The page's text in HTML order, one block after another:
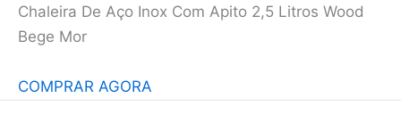
Chaleira De Aço Inox Com Apito 2,5 Litros Wood
Bege Mor
COMPRAR AGORA